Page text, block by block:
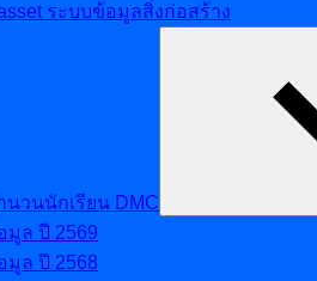
ระบบข้อมูลสิ่งก่อสร้าง
วนนักเรียน DMC
มูล ปี 2569
มูล ปี 2568